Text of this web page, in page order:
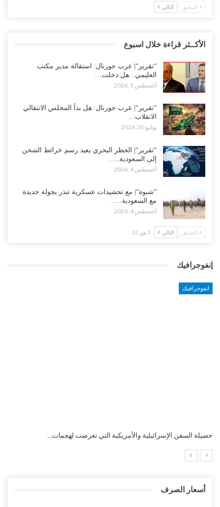
السابق التالي
الأكــثر قراءة خلال اسبوع
“تقرير“| عرب جورنال: استقالة مدير مكتب
العليمي.. هل دخلت…
أغسطس 5, 2026
“تقرير“| عرب جورنال: هل بدأ المجلس الانتقالي
الانقلاب…
يوليو 30, 2026
“تقرير“| الحظر البحري يعيد رسم خرائط الشحن
إلى السعودية..…
أغسطس 4, 2026
“شبوة“| مع تحشيدات عسكرية تنذر بجولة جديدة
مع السعودية..…
أغسطس 4, 2026
السابق التالي 1 من 12
إنفوجرافيك
انفوجرافيك
التضخم السنوي لمنطقة اليورو.. “إنفوجرافيك“..!
أسعار الصرف